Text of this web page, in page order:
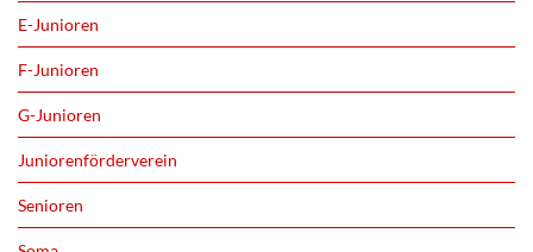
E-Junioren
F-Junioren
G-Junioren
Juniorenförderverein
Senioren